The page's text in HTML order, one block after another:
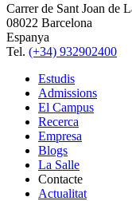
Carrer de Sant Joan de
08022 Barcelona
Espanya
Tel. (+34) 932902400
Estudis
Admissions
El Campus
Recerca
Empresa
Blogs
La Salle
Contacte
Actualitat